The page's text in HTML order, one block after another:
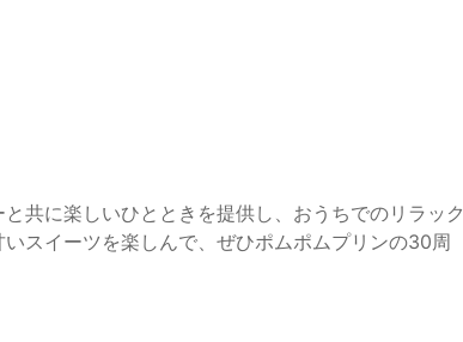
共に楽しいひとときを提供し、おうちでのリラック
スイーツを楽しんで、ぜひポムポムプリンの30周